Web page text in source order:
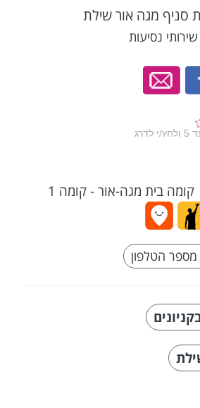
סניף מגה אור שילת
נסיעות
קומה בית מגה-אור - קומה 1